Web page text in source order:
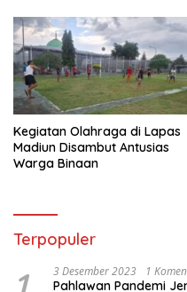
Kegiatan Olahraga di Lapas
Madiun Disambut Antusias
Warga Binaan
Terpopuler
3 Desember 2023 1
Pahlawan Pandemi